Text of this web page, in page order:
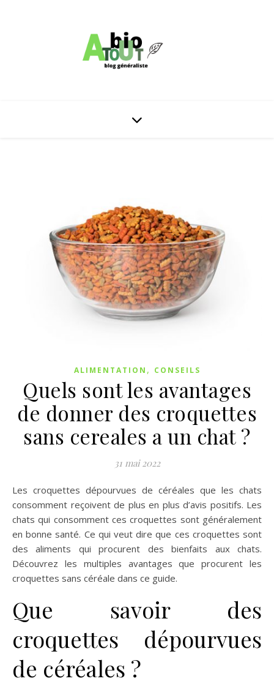
ALIMENTATION , CONSEILS
Quels sont les avantages
de donner des croquettes
sans cereales a un chat ?
31 mai 2022
Les croquettes dépourvues de céréales que les chats
consomment reçoivent de plus en plus d’avis positifs. Les
chats qui consomment ces croquettes sont généralement
en bonne santé. Ce qui veut dire que ces croquettes sont
des aliments qui procurent des bienfaits aux chats.
Découvrez les multiples avantages que procurent les
croquettes sans céréale dans ce guide.
Que savoir des
croquettes dépourvues
de céréales ?